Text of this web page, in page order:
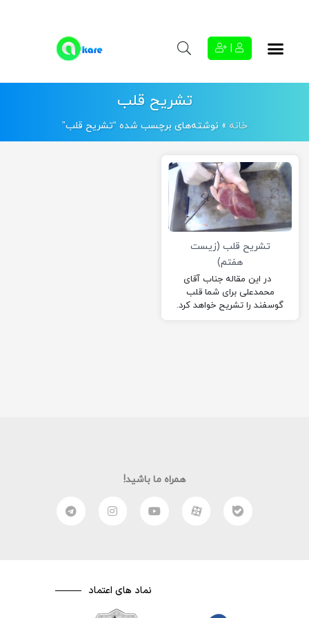
تشریح قلب
خانه » نوشته‌های برچسب شده “تشریح قلب”
تشریح قلب (زیست
هفتم)
در این مقاله جناب آقای
محمدعلی برای شما قلب
گوسفند را تشریح خواهد کرد.
همراه ما باشید!
نماد های اعتماد